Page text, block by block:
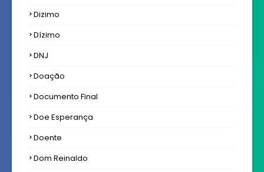
Dizimo
Dízimo
DNJ
Doação
Documento Final
Doe Esperança
Doente
Dom Reinaldo